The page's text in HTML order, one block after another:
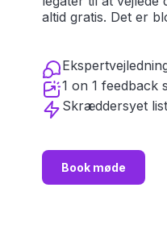
altid gratis. Det er
1 on 1 feedback
Skræddersyet
Book møde